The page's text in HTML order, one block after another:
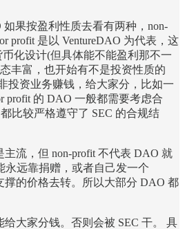
如果按盈利性质去看有两种，non-
profit 是以 VentureDAO 为代表，这
化设计(但具体能不能盈利那不一
丰富，也开始有不是投资性质的
投资业务赚钱，给大家分，比如一
profit 的 DAO 一般都需要考虑合
比较严格遵守了 SEC 的合规结
流，但 non-profit 不代表 DAO 就
永远靠捐赠，或者自己发一个
撑的价格去转。所以大部分 DAO 都
给大家分钱。否则会被 SEC 干。 具